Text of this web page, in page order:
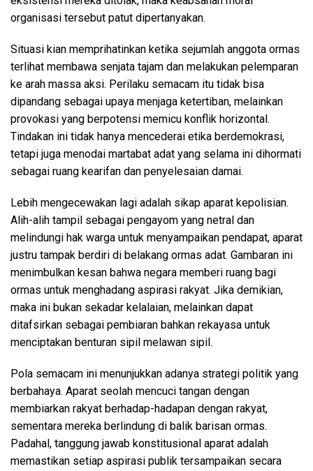
organisasi tersebut patut dipertanyakan.
Situasi kian memprihatinkan ketika sejumlah anggota ormas
terlihat membawa senjata tajam dan melakukan pelemparan
ke arah massa aksi. Perilaku semacam itu tidak bisa
dipandang sebagai upaya menjaga ketertiban, melainkan
provokasi yang berpotensi memicu konflik horizontal.
Tindakan ini tidak hanya mencederai etika berdemokrasi,
tetapi juga menodai martabat adat yang selama ini dihormati
sebagai ruang kearifan dan penyelesaian damai.
Lebih mengecewakan lagi adalah sikap aparat kepolisian.
Alih-alih tampil sebagai pengayom yang netral dan
melindungi hak warga untuk menyampaikan pendapat, aparat
justru tampak berdiri di belakang ormas adat. Gambaran ini
menimbulkan kesan bahwa negara memberi ruang bagi
ormas untuk menghadang aspirasi rakyat. Jika demikian,
maka ini bukan sekadar kelalaian, melainkan dapat
ditafsirkan sebagai pembiaran bahkan rekayasa untuk
menciptakan benturan sipil melawan sipil.
Pola semacam ini menunjukkan adanya strategi politik yang
berbahaya. Aparat seolah mencuci tangan dengan
membiarkan rakyat berhadap-hadapan dengan rakyat,
sementara mereka berlindung di balik barisan ormas.
Padahal, tanggung jawab konstitusional aparat adalah
memastikan setiap aspirasi publik tersampaikan secara